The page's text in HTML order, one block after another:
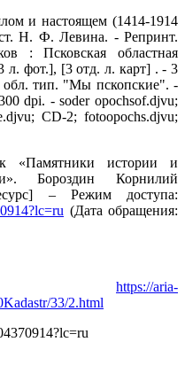
и настоящем (1414-1914
Н. Ф. Левина. - Репринт.
: Псковская областная
л. фот.], [3 отд. л. карт] . - 3
обл. тип. "Мы пскопские". -
dpi. - soder opochsof.djvu;
CD-2; fotoopochs.djvu;
«Памятники истории и
Бороздин Корнилий
– Режим доступа:
(Дата обращения:
https://aria-
33/2.html